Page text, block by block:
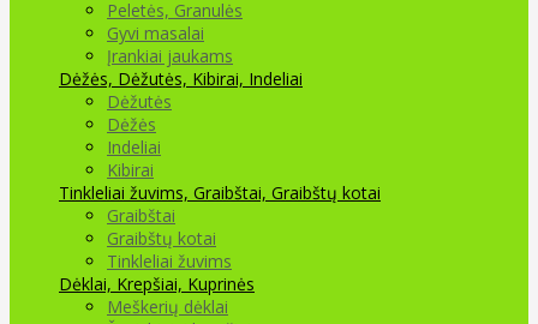
Peletės, Granulės
Gyvi masalai
Įrankiai jaukams
Dėžės, Dėžutės, Kibirai, Indeliai
Dėžutės
Dėžės
Indeliai
Kibirai
Tinkleliai žuvims, Graibštai, Graibštų kotai
Graibštai
Graibštų kotai
Tinkleliai žuvims
Dėklai, Krepšiai, Kuprinės
Meškerių dėklai